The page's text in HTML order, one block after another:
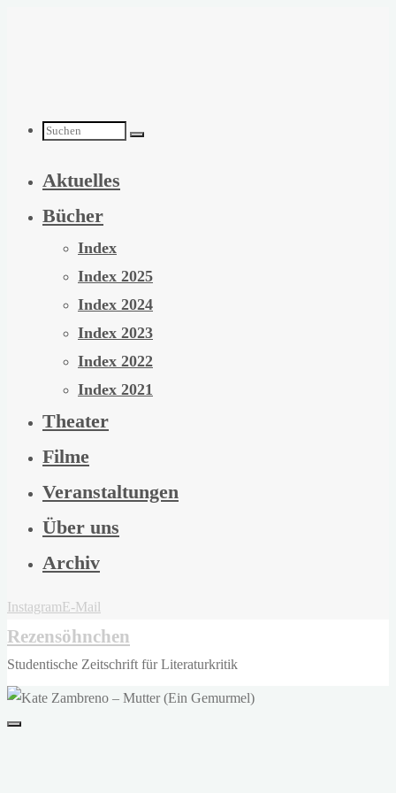
Suchen
nach:
Aktuelles
Bücher
Index
Index 2025
Index 2024
Index 2023
Index 2022
Index 2021
Theater
Filme
Veranstaltungen
Über uns
Archiv
InstagramE-Mail
Rezensöhnchen
Studentische Zeitschrift für Literaturkritik